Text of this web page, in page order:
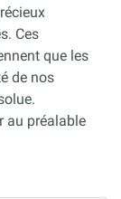
Ces
que les
de nos
au préalable